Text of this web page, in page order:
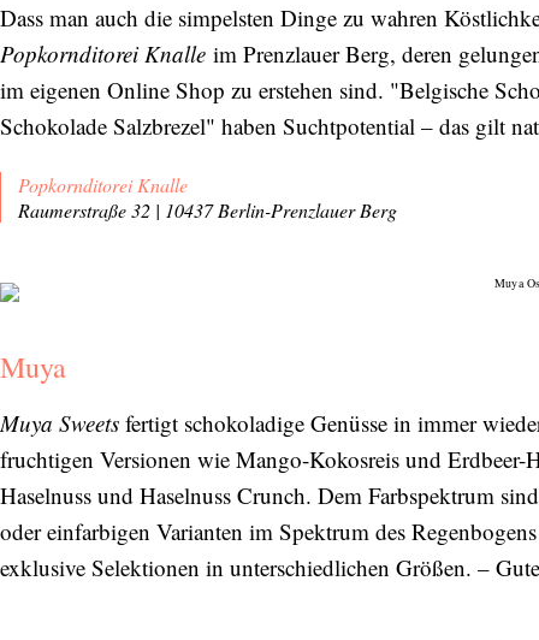
Dass man auch die simpelsten Dinge zu wahren
Popkornditorei Knalle im Prenzlauer Berg, deren
im eigenen Online Shop zu erstehen sind. "Belgische
Schokolade Salzbrezel" haben Suchtpotential – das gilt
Popkornditorei Knalle
Raumerstraße 32 | 10437 Berlin-Prenzlauer Berg
Muya
Muya Sweets fertigt schokoladige Genüsse in immer
fruchtigen Versionen wie Mango-Kokosreis und
Haselnuss und Haselnuss Crunch. Dem Farbspektrum
oder einfarbigen Varianten im Spektrum des
exklusive Selektionen in unterschiedlichen Größen. –